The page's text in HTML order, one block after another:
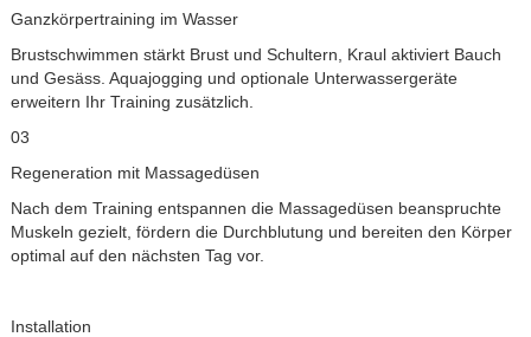
Ganzkörpertraining im Wasser
Brustschwimmen stärkt Brust und Schultern, Kraul aktiviert Bauch
und Gesäss. Aquajogging und optionale Unterwassergeräte
erweitern Ihr Training zusätzlich.
03
Regeneration mit Massagedüsen
Nach dem Training entspannen die Massagedüsen beanspruchte
Muskeln gezielt, fördern die Durchblutung und bereiten den Körper
optimal auf den nächsten Tag vor.
Installation